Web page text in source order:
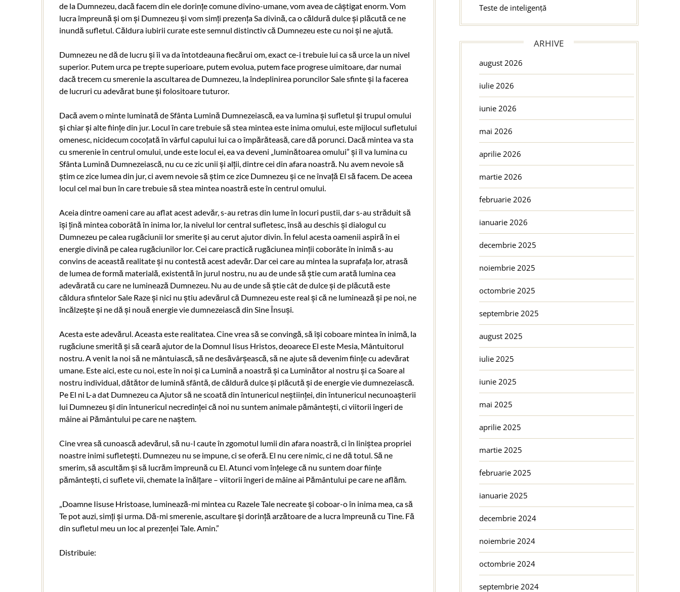
de la Dumnezeu, dacă facem din ele dorințe comune divino-umane, vom avea de câștigat enorm. Vom
lucra împreună și om și Dumnezeu și vom simți prezența Sa divină, ca o căldură dulce și plăcută ce ne
inundă sufletul. Căldura iubirii curate este semnul distinctiv că Dumnezeu este cu noi și ne ajută.
Dumnezeu ne dă de lucru și îi va da întotdeauna fiecărui om, exact ce-i trebuie lui ca să urce la un nivel
superior. Putem urca pe trepte superioare, putem evolua, putem face progrese uimitoare, dar numai
dacă trecem cu smerenie la ascultarea de Dumnezeu, la îndeplinirea poruncilor Sale sfinte și la facerea
de lucruri cu adevărat bune și folositoare tuturor.
Dacă avem o minte luminată de Sfânta Lumină Dumnezeiască, ea va lumina și sufletul și trupul omului
și chiar și alte ființe din jur. Locul în care trebuie să stea mintea este inima omului, este mijlocul sufletului
omenesc, nicidecum cocoțată în vârful capului lui ca o împărăteasă, care dă porunci. Dacă mintea va sta
cu smerenie în centrul omului, unde este locul ei, ea va deveni „luminătoarea omului” și îl va lumina cu
Sfânta Lumină Dumnezeiască, nu cu ce zic unii și alții, dintre cei din afara noastră. Nu avem nevoie să
știm ce zice lumea din jur, ci avem nevoie să știm ce zice Dumnezeu și ce ne învață El să facem. De aceea
locul cel mai bun în care trebuie să stea mintea noastră este în centrul omului.
Aceia dintre oameni care au aflat acest adevăr, s-au retras din lume în locuri pustii, dar s-au străduit să
își țină mintea coborâtă în inima lor, la nivelul lor central sufletesc, însă au deschis și dialogul cu
Dumnezeu pe calea rugăciunii lor smerite și au cerut ajutor divin. În felul acesta oamenii aspiră în ei
energie divină pe calea rugăciunilor lor. Cei care practică rugăciunea minții coborâte în inimă s-au
convins de această realitate și nu contestă acest adevăr. Dar cei care au mintea la suprafața lor, atrasă
de lumea de formă materială, existentă în jurul nostru, nu au de unde să știe cum arată lumina cea
adevărată cu care ne luminează Dumnezeu. Nu au de unde să știe cât de dulce și de plăcută este
căldura sfintelor Sale Raze și nici nu știu adevărul că Dumnezeu este real și că ne luminează și pe noi, ne
încălzește și ne dă și nouă energie vie dumnezeiască din Sine Însuși.
Acesta este adevărul. Aceasta este realitatea. Cine vrea să se convingă, să își coboare mintea în inimă, la
rugăciune smerită și să ceară ajutor de la Domnul Iisus Hristos, deoarece El este Mesia, Mântuitorul
nostru. A venit la noi să ne mântuiască, să ne desăvârșească, să ne ajute să devenim ființe cu adevărat
umane. Este aici, este cu noi, este în noi și ca Lumină a noastră și ca Luminător al nostru și ca Soare al
nostru individual, dătător de lumină sfântă, de căldură dulce și plăcută și de energie vie dumnezeiască.
Pe El ni L-a dat Dumnezeu ca Ajutor să ne scoată din întunericul neștiinței, din întunericul necunoașterii
lui Dumnezeu și din întunericul necredinței că noi nu suntem animale pământești, ci viitorii îngeri de
mâine ai Pământului pe care ne naștem.
Cine vrea să cunoască adevărul, să nu-l caute în zgomotul lumii din afara noastră, ci în liniștea propriei
noastre inimi sufletești. Dumnezeu nu se impune, ci se oferă. El nu cere nimic, ci ne dă totul. Să ne
smerim, să ascultăm și să lucrăm împreună cu El. Atunci vom înțelege că nu suntem doar ființe
pământești, ci suflete vii, chemate la înălțare – viitorii îngeri de mâine ai Pământului pe care ne aflăm.
„Doamne Iisuse Hristoase, luminează-mi mintea cu Razele Tale necreate și coboar-o în inima mea, ca să
Te pot auzi, simți și urma. Dă-mi smerenie, ascultare și dorință arzătoare de a lucra împreună cu Tine. Fă
din sufletul meu un loc al prezenței Tale. Amin.”
Distribuie:
Teste de inteligență
ARHIVE
august 2026
iulie 2026
iunie 2026
mai 2026
aprilie 2026
martie 2026
februarie 2026
ianuarie 2026
decembrie 2025
noiembrie 2025
octombrie 2025
septembrie 2025
august 2025
iulie 2025
iunie 2025
mai 2025
aprilie 2025
martie 2025
februarie 2025
ianuarie 2025
decembrie 2024
noiembrie 2024
octombrie 2024
septembrie 2024